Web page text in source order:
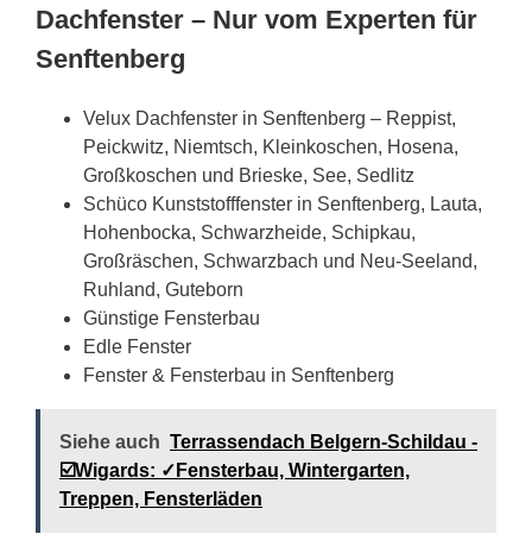
Dachfenster – Nur vom Experten für
Senftenberg
Velux Dachfenster in Senftenberg – Reppist,
Peickwitz, Niemtsch, Kleinkoschen, Hosena,
Großkoschen und Brieske, See, Sedlitz
Schüco Kunststofffenster in Senftenberg, Lauta,
Hohenbocka, Schwarzheide, Schipkau,
Großräschen, Schwarzbach und Neu-Seeland,
Ruhland, Guteborn
Günstige Fensterbau
Edle Fenster
Fenster & Fensterbau in Senftenberg
Siehe auch Terrassendach Belgern-Schildau -
☑️Wigards: ✓Fensterbau, Wintergarten,
Treppen, Fensterläden